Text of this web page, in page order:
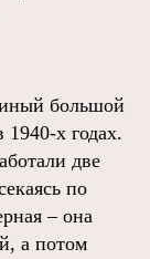
большой
х годах.
две
по
– она
а потом